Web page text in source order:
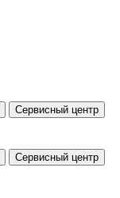
Сервисный центр
Сервисный центр